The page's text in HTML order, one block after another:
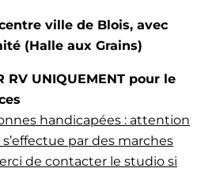
ville de Blois, avec
(Halle aux Grains)
RV UNIQUEMENT pour le
handicapées : attention
par des marches
de contacter le studio si